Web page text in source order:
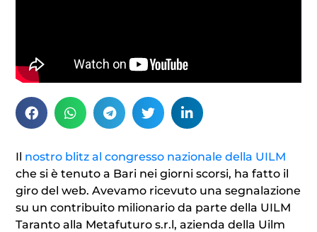
Il nostro blitz al congresso nazionale della UILM
che si è tenuto a Bari nei giorni scorsi, ha fatto il
giro del web. Avevamo ricevuto una segnalazione
su un contribuito milionario da parte della UILM
Taranto alla Metafuturo s.r.l, azienda della Uilm